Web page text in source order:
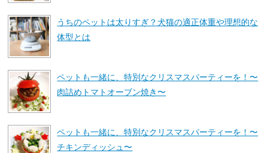
うちのペットは太りすぎ？犬猫の適正体重や理想的な
体型とは
ペットも一緒に、特別なクリスマスパーティーを！〜
肉詰めトマトオーブン焼き〜
ペットも一緒に、特別なクリスマスパーティーを！〜
チキンディッシュ〜